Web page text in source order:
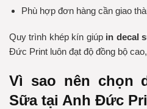
Phù hợp đơn hàng cần giao
Quy trình khép kín giúp in decal
Đức Print luôn đạt độ đồng bộ
Vì sao nên chọn
Sữa tại Anh Đức